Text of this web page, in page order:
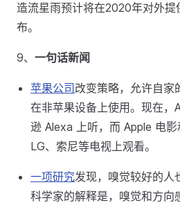
造流星雨预计将在2020年对外提
布。
9、 一句话新闻
苹果公司 改变策略，允许自家
在非苹果设备上使用。现在，
逊 Alexa 上听，而 Apple 电影
LG、索尼等电视上观看。
一项研究发现，嗅觉较好的人
科学家的解释是，嗅觉和方向